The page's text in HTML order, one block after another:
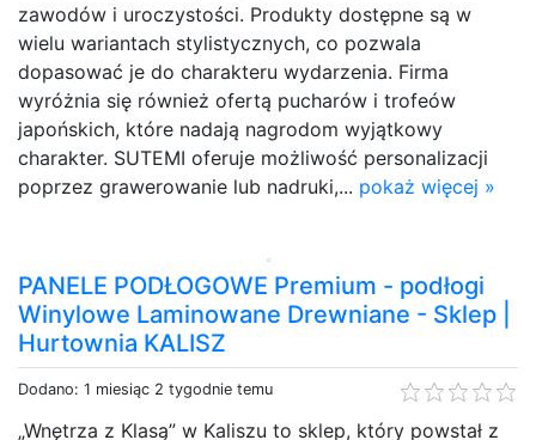
zawodów i uroczystości. Produkty dostępne są w
wielu wariantach stylistycznych, co pozwala
dopasować je do charakteru wydarzenia. Firma
wyróżnia się również ofertą pucharów i trofeów
japońskich, które nadają nagrodom wyjątkowy
charakter. SUTEMI oferuje możliwość personalizacji
poprzez grawerowanie lub nadruki,... pokaż więcej »
PANELE PODŁOGOWE Premium - podłogi
Winylowe Laminowane Drewniane - Sklep |
Hurtownia KALISZ
Dodano: 1 miesiąc 2 tygodnie temu
„Wnętrza z Klasą” w Kaliszu to sklep, który powstał z